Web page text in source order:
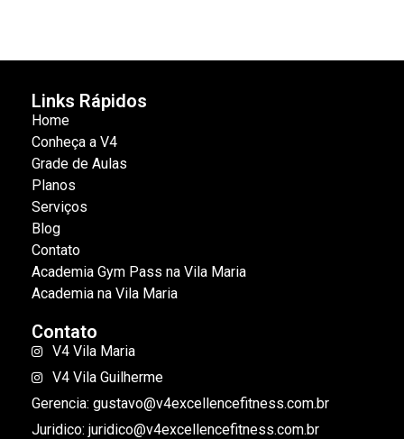
Links Rápidos
Home
Conheça a V4
Grade de Aulas
Planos
Serviços
Blog
Contato
Academia Gym Pass na Vila Maria
Academia na Vila Maria
Contato
V4 Vila Maria
V4 Vila Guilherme
Gerencia: gustavo@v4excellencefitness.com.br
Juridico: juridico@v4excellencefitness.com.br